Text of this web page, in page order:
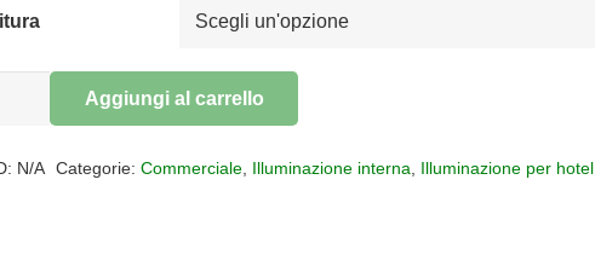
Aggiungi al carrello
N/A Categorie: Commerciale, Illuminazione interna Illuminazione per hotel,